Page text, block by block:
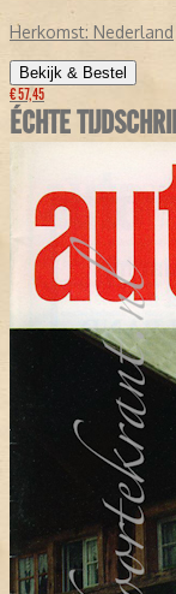
Herkomst: Nederland
Bekijk & Bestel
€ 57,45
ÉCHTE